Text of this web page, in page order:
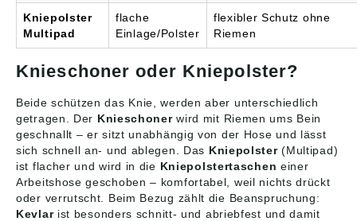
Kniepolster
Multipad
flache
Einlage/Polster
flexibler Schutz ohne
Riemen
Knieschoner oder Kniepolster?
Beide schützen das Knie, werden aber unterschiedlich
getragen. Der Knieschonerwird mit Riemen ums Bein
geschnallt – er sitzt unabhängig von der Hose und lässt
sich schnell an- und ablegen. Das Kniepolster(Multipad)
ist flacher und wird in die Kniepolstertaschen einer
Arbeitshose geschoben – komfortabel, weil nichts drückt
oder verrutscht. Beim Bezug zählt die Beanspruchung:
Kevlarist besonders schnitt- und abriebfest und damit